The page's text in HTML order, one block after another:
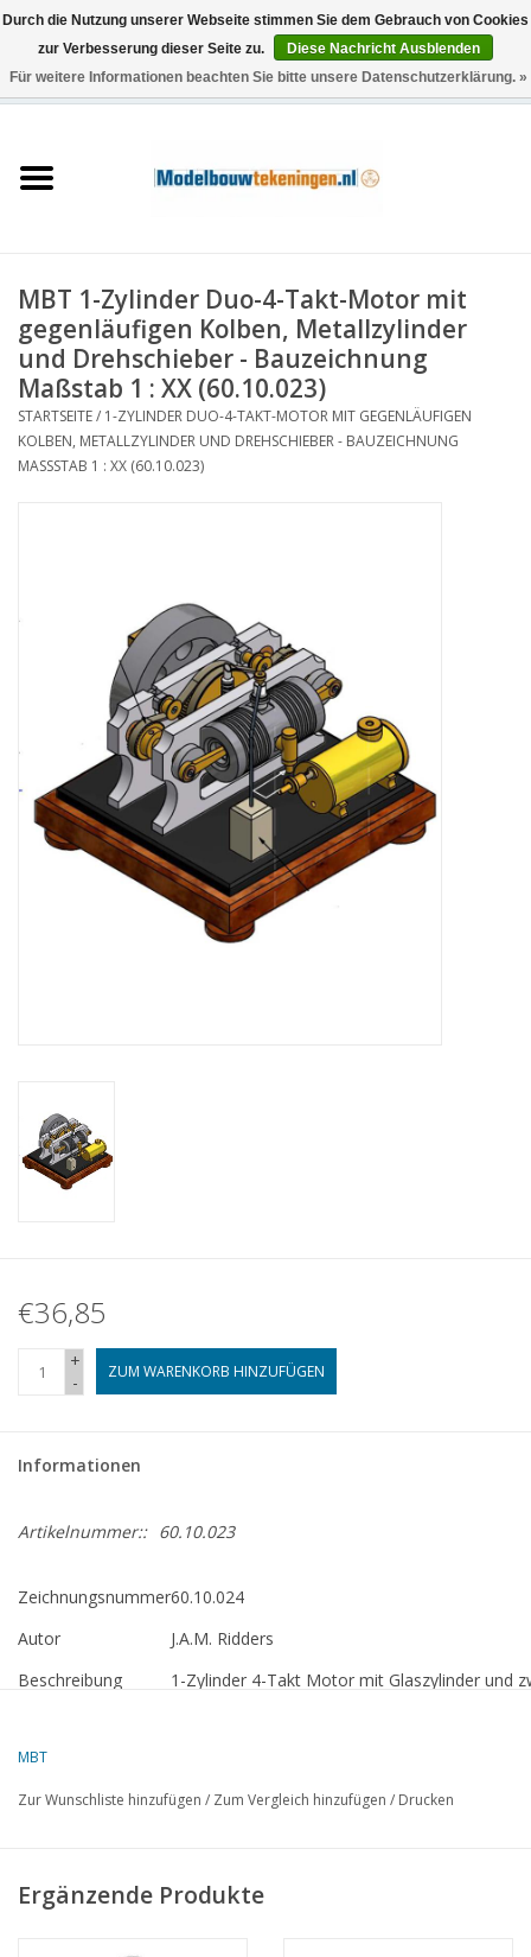
0 Artikel - €0,00
Schiffe
Holzbau
Landschaft
Maschinen
Neue Zeichnungen
NEUE ZEITSCHRIFTEN
ABONNEMENT DER
MODELLBAUER
Baubeschreibungen
MBT 1-Zylinder Duo-4-Takt-Motor mit
gegenläufigen Kolben, Metallzylinder
und Drehschieber - Bauzeichnung
Maßstab 1 : XX (60.10.023)
STARTSEITE/ 1-ZYLINDER DUO-4-TAKT-MOTOR MIT GEGENLÄUFIGEN
KOLBEN, METALLZYLINDER UND DREHSCHIEBER - BAUZEICHNUNG
MASSSTAB 1 : XX (60.10.023)
€36,85
+
-
ZUM WARENKORB HINZUFÜGEN
Informationen
Artikelnummer:: 60.10.023
Zeichnungsnummer60.10.024
Autor
J.A.M. Ridders
Beschreibung
1-Zylinder 4-Takt Motor mit Glaszylinder und
Maßstab
Anzahl Blätter A00 0
Anzahl Blätter A1
0
MBT
Zur Wunschliste hinzufügen / Zum Vergleich hinzufügen / Drucken
Ergänzende Produkte
Durch die Nutzung unserer Webseite stimmen Sie dem Gebrauch von Cookies
zur Verbesserung dieser Seite zu.
Diese Nachricht Ausblenden
Für weitere Informationen beachten Sie bitte unsere Datenschutzerklärung. »